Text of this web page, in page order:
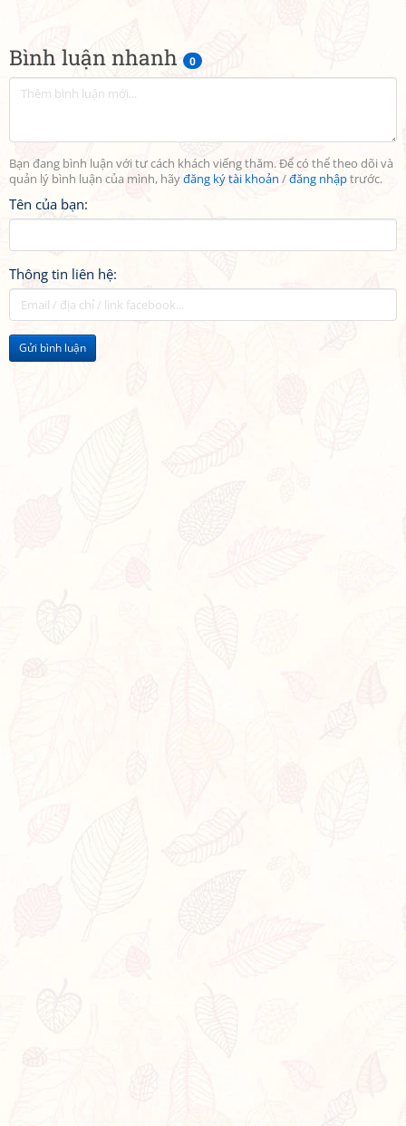
Bình luận nhanh 0
Bạn đang bình luận với tư cách khách viếng thăm. Để có thể theo dõi và
quản lý bình luận của mình, hãyđăng ký tài khoản /đăng nhậptrước.
Tên của bạn:
Thông tin liên hệ:
Gửi bình luận